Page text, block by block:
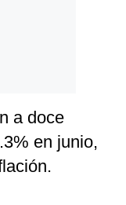
a doce
en junio,